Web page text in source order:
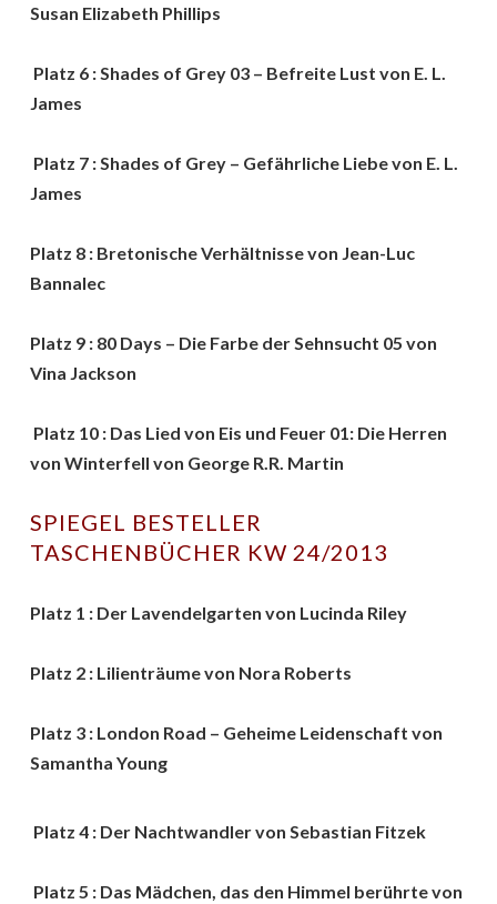
Susan Elizabeth Phillips
Platz 6 : Shades of Grey 03 – Befreite Lust von E. L.
James
Platz 7 : Shades of Grey – Gefährliche Liebe von E. L.
James
Platz 8 : Bretonische Verhältnisse von Jean-Luc
Bannalec
Platz 9 : 80 Days – Die Farbe der Sehnsucht 05 von
Vina Jackson
Platz 10 : Das Lied von Eis und Feuer 01: Die Herren
von Winterfell von George R.R. Martin
SPIEGEL BESTELLER
TASCHENBÜCHER KW 24/2013
Platz 1 : Der Lavendelgarten von Lucinda Riley
Platz 2 : Lilienträume von Nora Roberts
Platz 3 : London Road – Geheime Leidenschaft von
Samantha Young
Platz 4 : Der Nachtwandler von Sebastian Fitzek
Platz 5 : Das Mädchen, das den Himmel berührte von